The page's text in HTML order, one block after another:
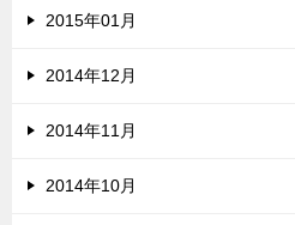
2015年01月
2014年12月
2014年11月
2014年10月